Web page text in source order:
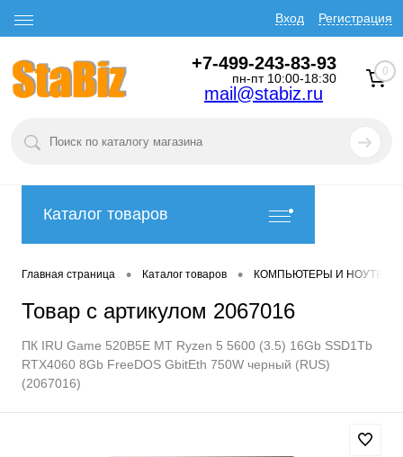
Вход Регистрация
+7-499-243-83-93
пн-пт 10:00-18:30
mail@stabiz.ru
0
Каталог товаров
Главная страница • Каталог товаров • КОМПЬЮТЕРЫ И
Товар с артикулом 2067016
ПК IRU Game 520B5E MT Ryzen 5 5600 (3.5) 16Gb SSD1Tb
RTX4060 8Gb FreeDOS GbitEth 750W черный (RUS)
(2067016)